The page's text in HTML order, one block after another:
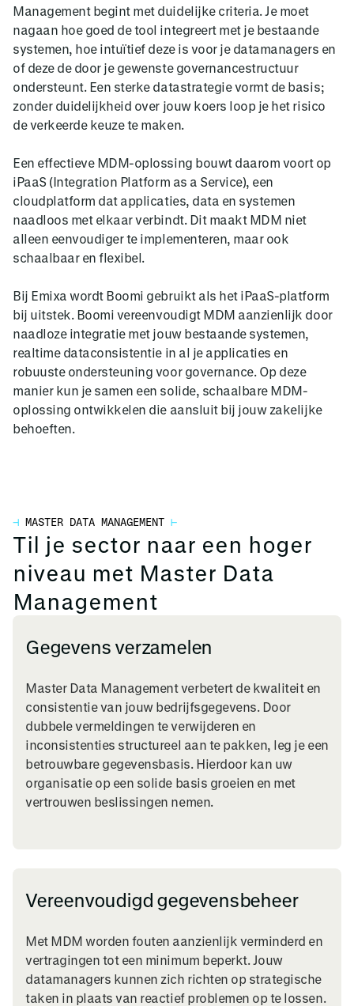
Management begint met duidelijke criteria. Je moet
nagaan hoe goed de tool integreert met je bestaande
systemen, hoe intuïtief deze is voor je datamanagers en
of deze de door je gewenste governancestructuur
ondersteunt. Een sterke datastrategie vormt de basis;
zonder duidelijkheid over jouw koers loop je het risico
de verkeerde keuze te maken.
Een effectieve MDM-oplossing bouwt daarom voort op
iPaaS (Integration Platform as a Service), een
cloudplatform dat applicaties, data en systemen
naadloos met elkaar verbindt. Dit maakt MDM niet
alleen eenvoudiger te implementeren, maar ook
schaalbaar en flexibel.
Bij Emixa wordt Boomi gebruikt als het iPaaS-platform
bij uitstek. Boomi vereenvoudigt MDM aanzienlijk door
naadloze integratie met jouw bestaande systemen,
realtime dataconsistentie in al je applicaties en
robuuste ondersteuning voor governance. Op deze
manier kun je samen een solide, schaalbare MDM-
oplossing ontwikkelen die aansluit bij jouw zakelijke
behoeften.
⊣ MASTER DATA MANAGEMENT ⊢
Til je sector naar een hoger
niveau met Master Data
Management
Gegevens verzamelen
Master Data Management verbetert de kwaliteit en
consistentie van jouw bedrijfsgegevens. Door
dubbele vermeldingen te verwijderen en
inconsistenties structureel aan te pakken, leg je een
betrouwbare gegevensbasis. Hierdoor kan uw
organisatie op een solide basis groeien en met
vertrouwen beslissingen nemen.
Vereenvoudigd gegevensbeheer
Met MDM worden fouten aanzienlijk verminderd en
vertragingen tot een minimum beperkt. Jouw
datamanagers kunnen zich richten op strategische
taken in plaats van reactief problemen op te lossen.